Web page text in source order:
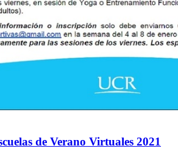
de Verano Virtuales 2021